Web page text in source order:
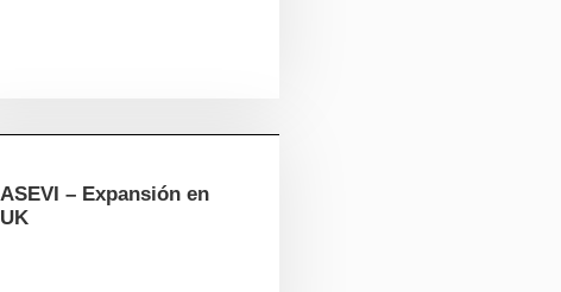
ASEVI – Expansión en
UK